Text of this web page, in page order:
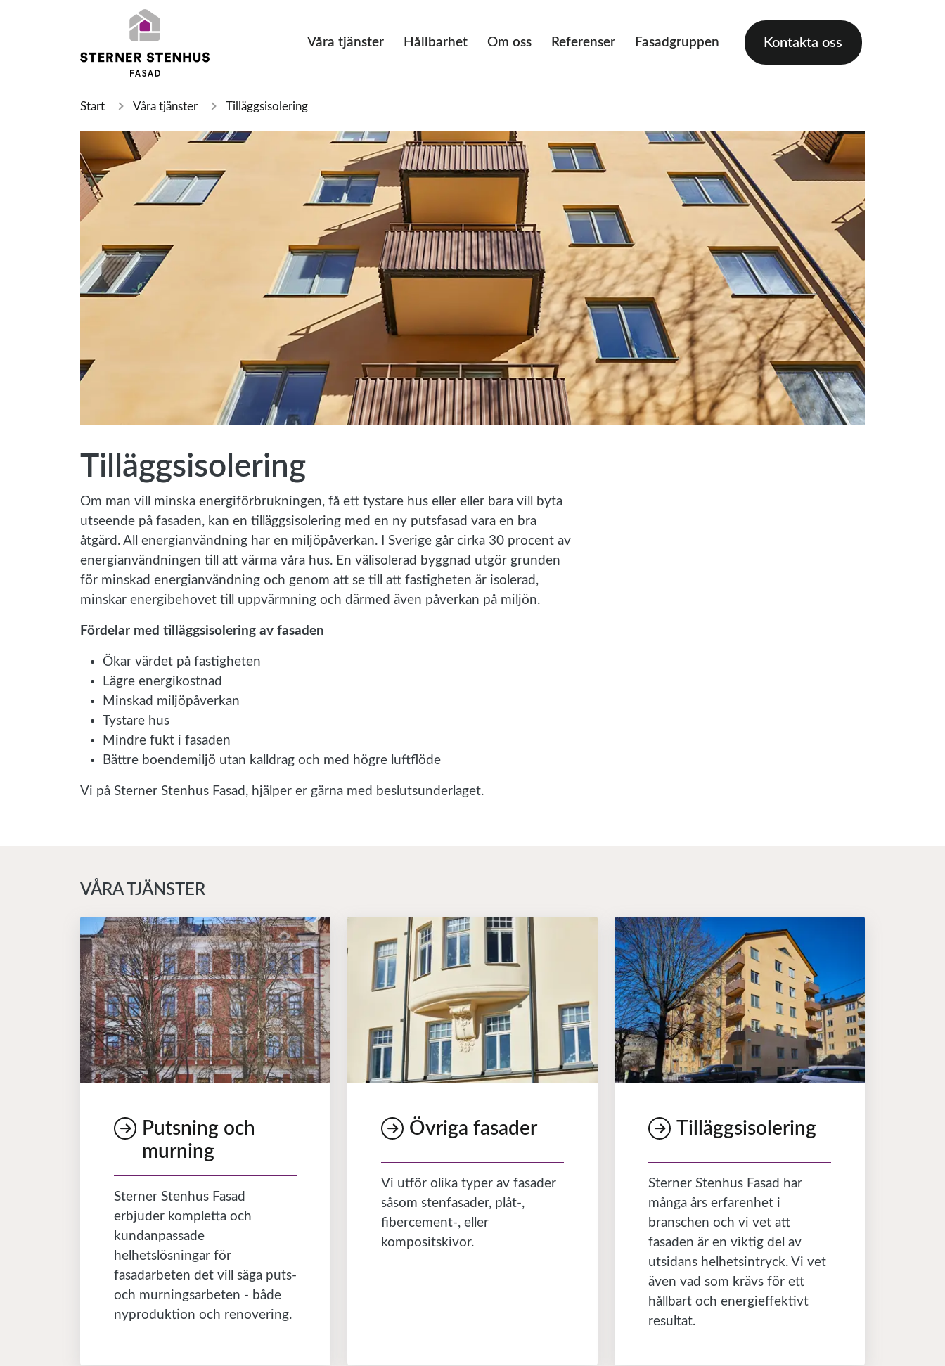
Våra tjänster Hållbarhet Om oss Referenser Fasadgruppen Kontakta oss
Start Våra tjänster Tilläggsisolering
Tilläggsisolering
Om man vill minska energiförbrukningen, få ett tystare hus eller eller bara vill byta
utseende på fasaden, kan en tilläggsisolering med en ny putsfasad vara en bra
åtgärd. All energianvändning har en miljöpåverkan. I Sverige går cirka 30 procent av
energianvändningen till att värma våra hus. En välisolerad byggnad utgör grunden
för minskad energianvändning och genom att se till att fastigheten är isolerad,
minskar energibehovet till uppvärmning och därmed även påverkan på miljön.
Fördelar med tilläggsisolering av fasaden
Ökar värdet på fastigheten
Lägre energikostnad
Minskad miljöpåverkan
Tystare hus
Mindre fukt i fasaden
Bättre boendemiljö utan kalldrag och med högre luftflöde
Vi på Sterner Stenhus Fasad, hjälper er gärna med beslutsunderlaget.
VÅRA TJÄNSTER
Putsning och
murning
Sterner Stenhus Fasad
erbjuder kompletta och
kundanpassade
helhetslösningar för
fasadarbeten det vill säga puts-
och murningsarbeten - både
nyproduktion och renovering.
Övriga fasader
Vi utför olika typer av fasader
såsom stenfasader, plåt-,
fibercement-, eller
kompositskivor.
Tilläggsisolering
Sterner Stenhus Fasad har
många års erfarenhet i
branschen och vi vet att
fasaden är en viktig del av
utsidans helhetsintryck. Vi vet
även vad som krävs för ett
hållbart och energieffektivt
resultat.